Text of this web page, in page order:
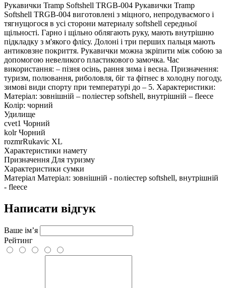
Рукавички Tramp Softshell TRGB-004 Рукавички Tramp
Softshell TRGB-004 виготовлені з міцного, непродуваємого і
тягнущогося в усі сторони материалу softshell середньої
щільності. Гарно і щільно облягають руку, мають внутрішню
підкладку з м'якого флісу. Долоні і три перших пальця мають
антиковзне покриття. Рукавички можна зкріпити між собою за
допомогою невеликого пластикового замочка. Час
використання: – пізня осінь, рання зима і весна. Призначення:
туризм, полювання, риболовля, біг та фітнес в холодну погоду,
зимові види спорту при температурі до – 5. Характеристики:
Матеріал: зовнішній – поліестер softshell, внутрішній – fleece
Колір: чорний
Удилище
cvet1 Чорний
kolr Чорний
rozmrRukavic XL
Характеристики намету
Призначення Для туризму
Характеристики сумки
Матеріал Матеріал: зовнішній - поліестер softshell, внутрішній
- fleece
Написати відгук
Ваше ім’я
Рейтинг